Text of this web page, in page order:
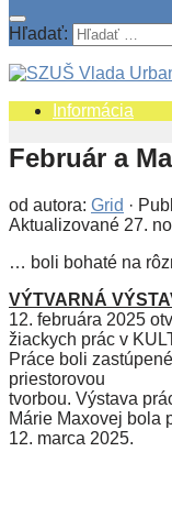
Hľadať:
Informácia
Február a
od autora: Grid ·
Aktualizované 27.
… boli bohaté na
VÝTVARNÁ
12. februára 2025
žiackych prác v
Práce boli
priestorovou
tvorbou. Výstava
Márie Maxovej bola
12. marca 2025.